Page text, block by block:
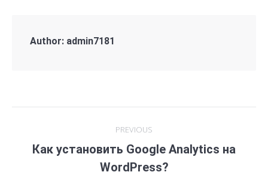
Author: admin7181
navigation
PREVIOUS
Previous
post:
Как установить Google Analytics на
WordPress?